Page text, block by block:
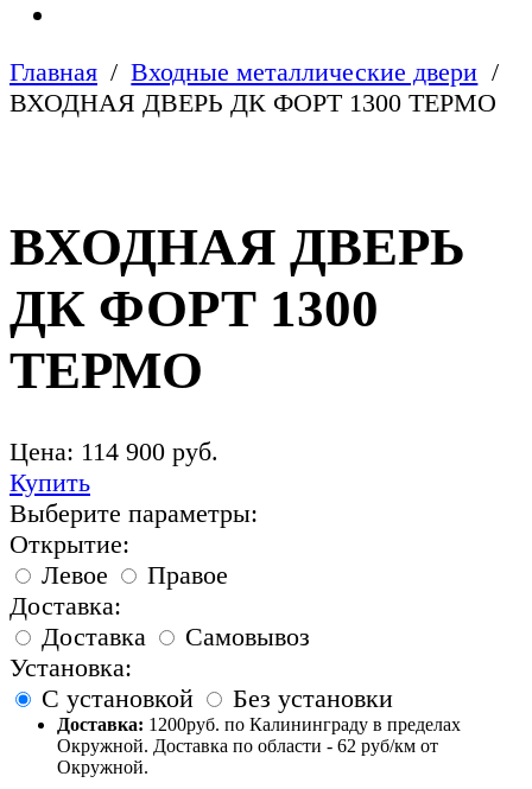
Главная
Входные металлические двери
ВХОДНАЯ ДВЕРЬ ДК ФОРТ 1300 ТЕРМО
ВХОДНАЯ ДВЕРЬ
ДК ФОРТ 1300
ТЕРМО
Цена: 114 900 руб.
Купить
Выберите параметры:
Открытие:
Левое
Правое
Доставка:
Доставка
Самовывоз
Установка:
С установкой
Без установки
Доставка: 1200руб. по Калининграду в пределах
Окружной. Доставка по области - 62 руб/км от
Окружной.